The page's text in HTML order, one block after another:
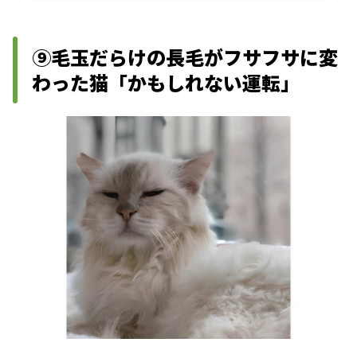
⑨毛玉だらけの長毛がフサフサに変
わった猫「かもしれない運転」